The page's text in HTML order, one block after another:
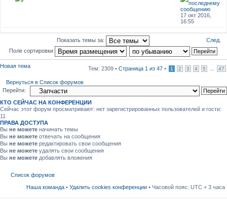
17 окт 2016,
16:55
След.
Показать темы за:
Поле сортировки
Новая тема Тем: 2309 • Страница 1 из 47 • 1 2 3 4 5 47
Вернуться в Список форумов
Перейти:
КТО СЕЙЧАС НА КОНФЕРЕНЦИИ
Сейчас этот форум просматривают: нет зарегистрированных пользователей и гости:
11
ПРАВА ДОСТУПА
Вы не можете начинать темы
Вы не можете отвечать на сообщения
Вы не можете редактировать свои сообщения
Вы не можете удалять свои сообщения
Вы не можете добавлять вложения
Список форумов
Наша команда• Удалить cookies конференции• Часовой пояс: UTC + 3 часа